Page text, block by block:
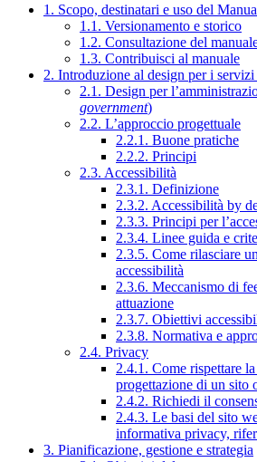
1. Scopo, destinatari e uso del
1.1. Versionamento e storico
1.2. Consultazione del
1.3. Contribuisci al manuale
2. Introduzione al design per i
2.1. Design per
government)
2.2. L’approccio progettuale
2.2.1. Buone pratiche
2.2.2. Principi
2.3. Accessibilità
2.3.1. Definizione
2.3.2. Accessibilità by
2.3.3. Principi per
2.3.4. Linee guida e
2.3.5. Come rilasciare
accessibilità
2.3.6. Meccanismo di
attuazione
2.3.7. Obiettivi
2.3.8. Normativa e
2.4. Privacy
2.4.1. Come rispettare
progettazione di un sito
2.4.2. Richiedi il
2.4.3. Le basi del sito
informativa privacy,
3. Pianificazione, gestione e strategia